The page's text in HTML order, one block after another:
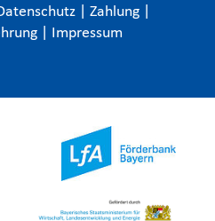
Zahlung
Impressum